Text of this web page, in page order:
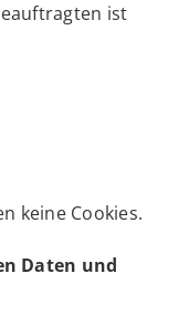
ist
keine Cookies.
Daten und